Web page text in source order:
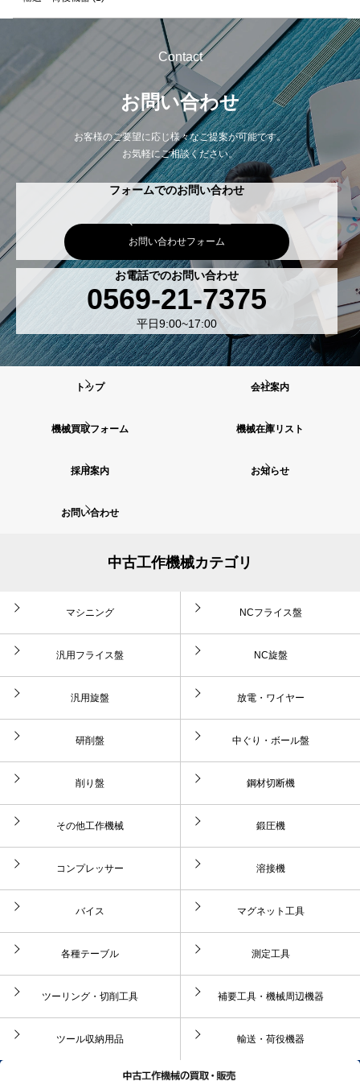
Contact
お問い合わせ
お客様のご要望に応じ様々なご提案が可能です。
お気軽にご相談ください。
フォームでのお問い合わせ
お問い合わせフォーム
お電話でのお問い合わせ
0569-21-7375
平日9:00~17:00
トップ 会社案内
機械買取フォーム 機械在庫リスト
採用案内 お知らせ
お問い合わせ
中古工作機械カテゴリ
マシニング NCフライス盤
汎用フライス盤 NC旋盤
汎用旋盤 放電・ワイヤー
研削盤 中ぐり・ボール盤
削り盤 鋼材切断機
その他工作機械 鍛圧機
コンプレッサー 溶接機
バイス マグネット工具
各種テーブル 測定工具
ツーリング・切削工具 補要工具・機械周辺機器
ツール収納用品 輸送・荷役機器